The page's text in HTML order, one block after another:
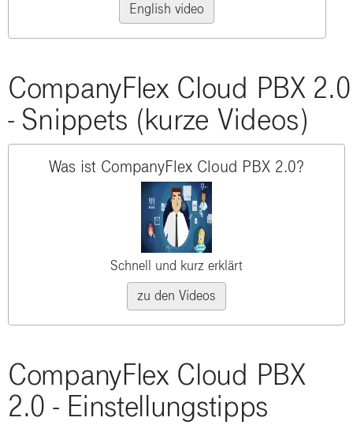
English video
CompanyFlex Cloud PBX 2.0
- Snippets (kurze Videos)
Was ist CompanyFlex Cloud PBX 2.0?
Schnell und kurz erklärt
zu den Videos
CompanyFlex Cloud PBX
2.0 - Einstellungstipps